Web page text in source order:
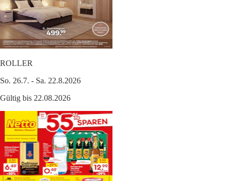
ROLLER
So. 26.7. - Sa. 22.8.2026
Gültig bis 22.08.2026